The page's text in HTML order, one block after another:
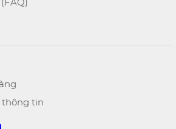
thông tin